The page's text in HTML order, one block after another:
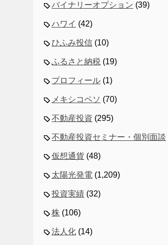
バイナリーオプション (39)
ハワイ (42)
ひふみ投信 (10)
ふるさと納税 (19)
プロフィール (1)
メキシコペソ (70)
不動産投資 (295)
不動産投資セミナー・個別面談
仮想通貨 (48)
太陽光発電 (1,209)
投資実績 (32)
株 (106)
法人化 (14)